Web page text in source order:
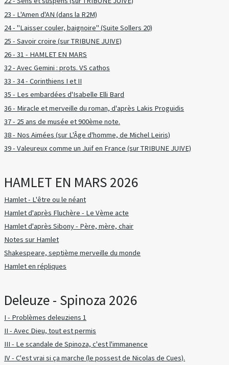
23 - L'Amen d'AN (dans la R2M)
24 - "Laisser couler, baignoire" (Suite Sollers 20)
25 - Savoir croire (sur TRIBUNE JUIVE)
26 - 31 - HAMLET EN MARS
32 - Avec Gemini : prots. VS cathos
33 - 34 - Corinthiens I et II
35 - Les embardées d'Isabelle Elli Bard
36 - Miracle et merveille du roman, d'après Lakis Proguidis
37 - 25 ans de musée et 900ème note.
38 - Nos Aimées (sur L'Âge d'homme, de Michel Leiris)
39 - Valeureux comme un Juif en France (sur TRIBUNE JUIVE)
HAMLET EN MARS 2026
Hamlet - L'être ou le néant
Hamlet d'après Fluchère - Le Vème acte
Hamlet d'après Sibony - Père, mère, chair
Notes sur Hamlet
Shakespeare, septième merveille du monde
Hamlet en répliques
Deleuze - Spinoza 2026
I - Problèmes deleuziens 1
II - Avec Dieu, tout est permis
III - Le scandale de Spinoza, c'est l'immanence
IV - C'est vrai si ça marche (le possest de Nicolas de Cues).